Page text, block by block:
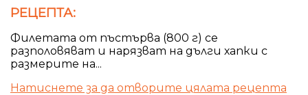
РЕЦЕПТА:
Филетата от пъстърва (800 г) се
разполовяват и нарязват на дълги хапки с
размерите на...
Натиснете за да отворите цялата рецепта